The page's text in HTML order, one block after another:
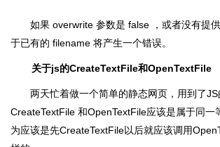
如果 overwrite 参数是 false ，或者没有提
于已有的 filename 将产生一个错误。
关于js的CreateTextFile和OpenTextFile
两天忙着做一个简单的静态网页，用到了
CreateTextFile 和OpenTextFile应该是属于同一
为应该是先CreateTextFile以后就应该调用